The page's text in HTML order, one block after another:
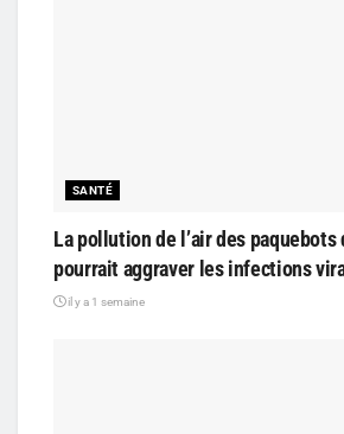
SANTÉ
La pollution de l’air des
pourrait aggraver les infections
il y a 1 semaine